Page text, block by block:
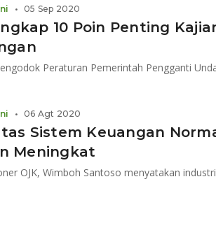
10 Poin Penting
• 05 Sep 2020
Sistem Keuangan
Meningkat
• 06 Agt 2020